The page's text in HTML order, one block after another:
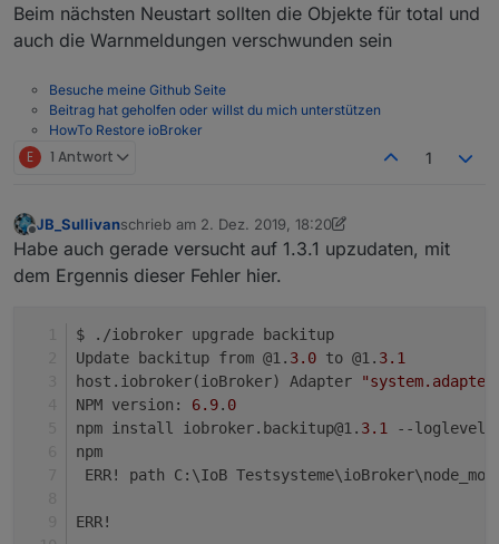
backitup.0	2019-12-02 17:24:59.608
backitup.0	2019-12-02 17:24:58.671
backitup.0	2019-12-02 17:24:58.626
backitup.0	2019-12-02 17:24:58.625
backitup.0	2019-12-02 17:24:58.624
backitup.0	2019-12-02 17:24:58.623
backitup.0	2019-12-02 17:24:58.620
Beim nächsten Neustart sollten die Objekte für total und
auch die Warnmeldungen verschwunden sein
Besuche meine Github Seite
Beitrag hat geholfen oder willst du mich unterstützen
HowTo Restore ioBroker
E 1 Antwort 1
Offline
JB_Sullivanschrieb am 2. Dez. 2019, 18:20
zuletzt editiert von JB_Sullivan12. Feb. 2019, 19:22
Habe auch gerade versucht auf 1.3.1 upzudaten, mit
dem Ergennis dieser Fehler hier.
$ ./iobroker upgrade backitup
Update backitup from @1. 3.0 to @1. 3.1
host.iobroker(ioBroker) Adapter
NPM version: 6.9. 0
npm install iobroker.backitup@1. 3.1 --loglevel
npm
ERR! path C:\IoB
ERR!